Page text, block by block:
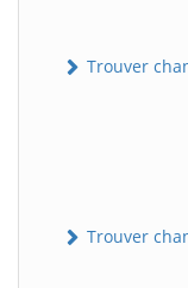
Trouver
Trouver